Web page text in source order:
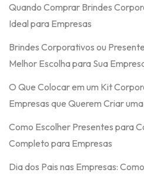
Quando Comprar Brindes
Ideal para Empresas
Brindes Corporativos ou
Melhor Escolha para Sua
O Que Colocar em um Kit
Empresas que Querem Criar
Como Escolher Presentes para
Completo para Empresas
Dia dos Pais nas Empresas: